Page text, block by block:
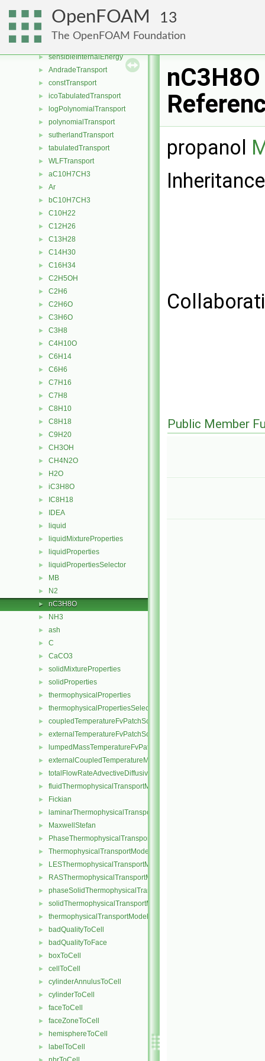
OpenFOAM 13
The OpenFOAM Foundation
► hTabulatedThermo
► janafThermo
►
► sensibleInternalEnergy
► AndradeTransport
► constTransport
► icoTabulatedTransport
► logPolynomialTransport
► polynomialTransport
► sutherlandTransport
► tabulatedTransport
► WLFTransport
► aC10H7CH3
► Ar
► bC10H7CH3
► C10H22
► C12H26
► C13H28
► C14H30
► C16H34
► C2H5OH
► C2H6
► C2H6O
► C3H6O
► C3H8
► C4H10O
► C6H14
► C6H6
► C7H16
► C7H8
► C8H10
► C8H18
► C9H20
► CH3OH
► CH4N2O
► H2O
► iC3H8O
► IC8H18
► IDEA
► liquid
► liquidMixtureProperties
► liquidProperties
► liquidPropertiesSelector
► MB
► N2
► nC3H8O
► NH3
► ash
► C
► CaCO3
► solidMixtureProperties
► solidProperties
► thermophysicalProperties
► thermophysicalPropertiesSelector
► coupledTemperatureFvPatchScalarField
► externalTemperatureFvPatchScalarField
► lumpedMassTemperatureFvPatchScalarField
► externalCoupledTemperatureMixedFvPatchScalarField
► totalFlowRateAdvectiveDiffusiveFvPatchScalarField
► fluidThermophysicalTransportModel
► Fickian
► laminarThermophysicalTransportModel
► MaxwellStefan
► PhaseThermophysicalTransportModel
► ThermophysicalTransportModel
► LESThermophysicalTransportModel
► RASThermophysicalTransportModel
► phaseSolidThermophysicalTransportModel
► solidThermophysicalTransportModel
► thermophysicalTransportModel
► badQualityToCell
► badQualityToFace
► boxToCell
► cellToCell
► cylinderAnnulusToCell
► cylinderToCell
► faceToCell
► faceZoneToCell
► hemisphereToCell
► labelToCell
propanol
Public Member